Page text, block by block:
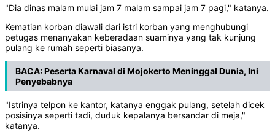
"Dia dinas malam mulai jam 7 malam sampai jam 7 pagi," katanya.
Kematian korban diawali dari istri korban yang menghubungi
petugas menanyakan keberadaan suaminya yang tak kunjung
pulang ke rumah seperti biasanya.
BACA:Peserta Karnaval di Mojokerto Meninggal Dunia, Ini
Penyebabnya
"Istrinya telpon ke kantor, katanya enggak pulang, setelah dicek
posisinya seperti tadi, duduk kepalanya bersandar di meja,"
katanya.